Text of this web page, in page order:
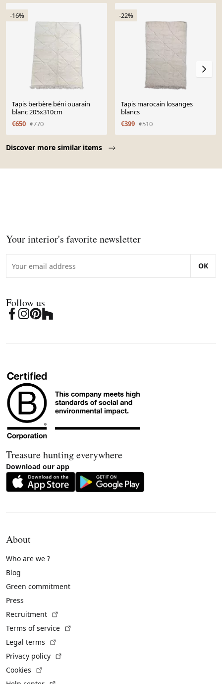
Discover more similar items
-16%
Tapis berbère béni ouarain
blanc 205x310cm
€650 €770
-22%
Tapis marocain losanges
blancs
€399 €510
Your interior's favorite newsletter
OK
Follow us
Treasure hunting everywhere
Download our app
About
Who are we ?
Blog
Green commitment
Press
Recruitment
Terms of service
Legal terms
Privacy policy
Cookies